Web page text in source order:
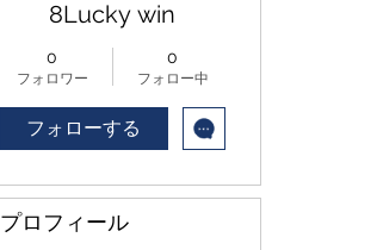
8Lucky win
0
フォロワー
0
フォロー中
フォローする
プロフィール